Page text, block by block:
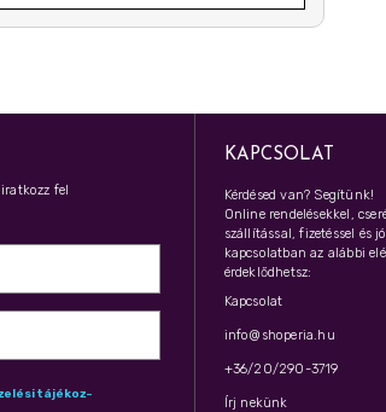
fel
tá­jé­koz­
KAPCSOLAT
Kérdésed van? Segítünk!
Online rendelésekkel,
szállítással, fizetéssel és
kapcsolatban az alábbi
érdeklődhetsz:
Kapcsolat
info@shoperia.hu
+36/20/290-3719
Írj nekünk